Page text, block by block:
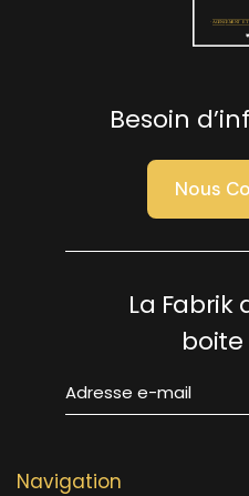
Besoin
Nous
La Fabrik
boite
Navigation